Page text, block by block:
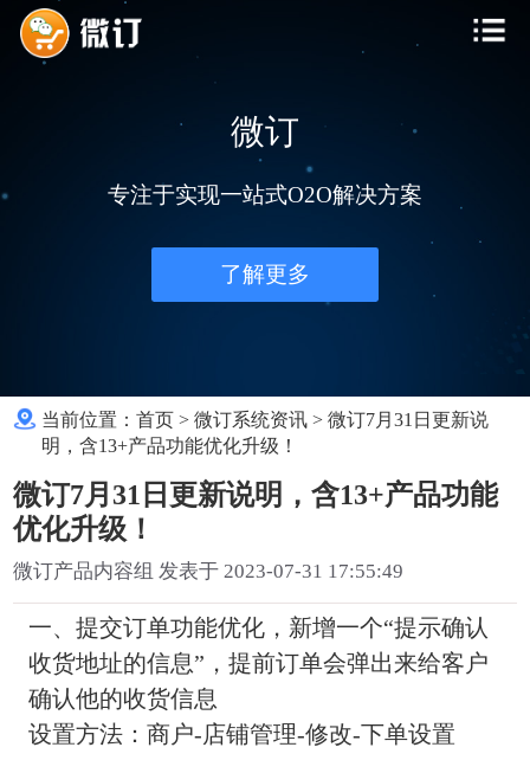
微订
专注于实现一站式O2O解决方案
了解更多
当前位置：首页 >微订系统资讯 >微订7月31日更新说
明，含13+产品功能优化升级！
微订7月31日更新说明，含13+产品功能
优化升级！
微订产品内容组 发表于 2023-07-31 17:55:49
一、提交订单功能优化，新增一个“提示确认
收货地址的信息”，提前订单会弹出来给客户
确认他的收货信息
设置方法：商户-店铺管理-修改-下单设置